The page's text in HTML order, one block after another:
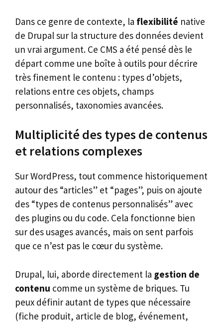
Dans ce genre de contexte, la flexibilité native
de Drupal sur la structure des données devient
un vrai argument. Ce CMS a été pensé dès le
départ comme une boîte à outils pour décrire
très finement le contenu : types d’objets,
relations entre ces objets, champs
personnalisés, taxonomies avancées.
Multiplicité des types de contenus
et relations complexes
Sur WordPress, tout commence historiquement
autour des “articles” et “pages”, puis on ajoute
des “types de contenus personnalisés” avec
des plugins ou du code. Cela fonctionne bien
sur des usages avancés, mais on sent parfois
que ce n’est pas le cœur du système.
Drupal, lui, aborde directement la gestion de
contenu comme un système de briques. Tu
peux définir autant de types que nécessaire
(fiche produit, article de blog, événement,